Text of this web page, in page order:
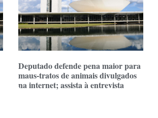
Deputado defende pena maior para
maus-tratos de animais divulgados
na internet; assista à entrevista